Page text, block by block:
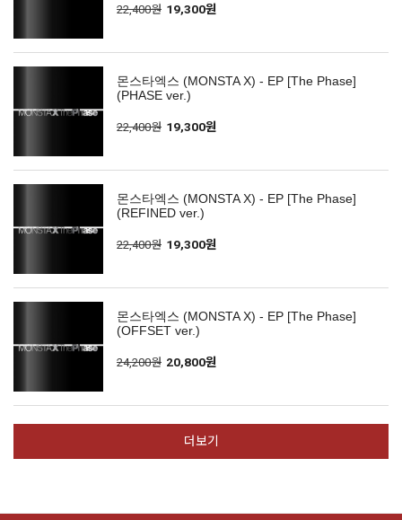
22,400원 19,300원
몬스타엑스 (MONSTA X) - EP [The Phase]
(PHASE ver.)
22,400원 19,300원
몬스타엑스 (MONSTA X) - EP [The Phase]
(REFINED ver.)
22,400원 19,300원
몬스타엑스 (MONSTA X) - EP [The Phase]
(OFFSET ver.)
24,200원 20,800원
더보기